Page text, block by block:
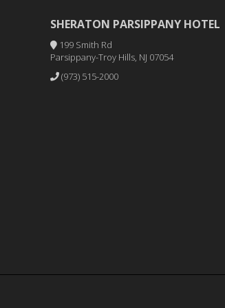
SHERATON PARSIPPANY HOTEL
199 Smith Rd
Parsippany-Troy Hills, NJ 07054
(973) 515-2000